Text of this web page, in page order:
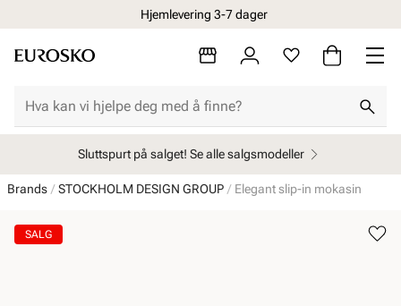
Hjemlevering 3-7 dager
Sluttspurt på salget! Se alle salgsmodeller
Brands STOCKHOLM DESIGN GROUP Elegant slip-in mokasin
SALG